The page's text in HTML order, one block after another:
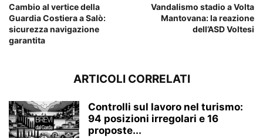
Cambio al vertice della
Guardia Costiera a Salò:
sicurezza navigazione
garantita
Vandalismo stadio a Volta
Mantovana: la reazione
dell’ASD Voltesi
ARTICOLI CORRELATI
Controlli sul lavoro nel turismo:
94 posizioni irregolari e 16
proposte...